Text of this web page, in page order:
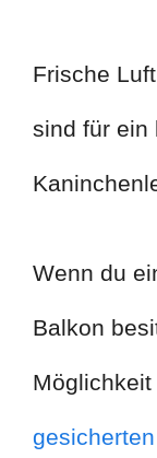
Frische
sind für ein
Wenn du
Balkon